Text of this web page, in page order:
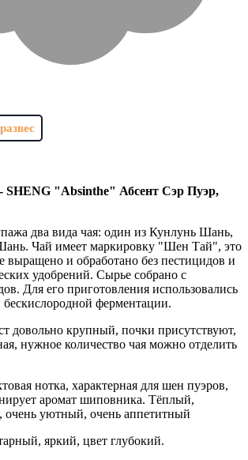
развес
"Absinthe" Абсент Сэр Пуэр,
два вида чая: один из Кунлунь Шань,
Чай имеет маркировку "Шен Тай", это
выращено и обработано без пестицидов и
удобрений. Сырье собрано с
Для его приготовления использовались
ферментации.
довольно крупный, почки присутствуют,
нужное количество чая можно отделить
нотка, характерная для шен пуэров,
аромат шиповника. Тёплый,
очень уютный, очень аппетитный
яркий, цвет глубокий.